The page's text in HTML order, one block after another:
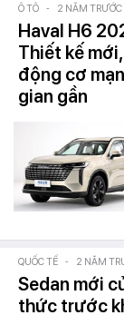
Ô TÔ - 2 NĂM TRƯỚC
Haval H6
Thiết kế
động cơ
gian gần
QUỐC TẾ - 2 NĂM
Sedan mới
thức trước